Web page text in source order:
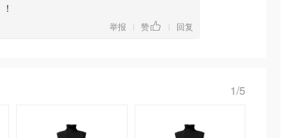
举报 | 赞 | 回复
1/5